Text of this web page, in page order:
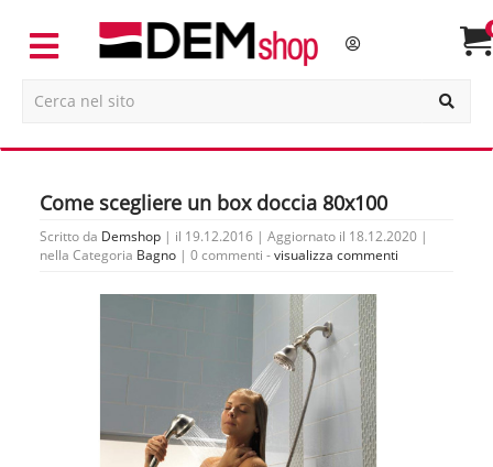
Come scegliere un box doccia 80x100
Scritto da Demshop | il 19.12.2016 | Aggiornato il 18.12.2020 |
nella Categoria Bagno | 0 commenti -visualizza commenti